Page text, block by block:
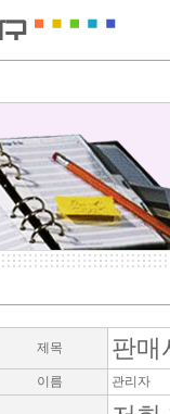
제목 판매
이름 관리자